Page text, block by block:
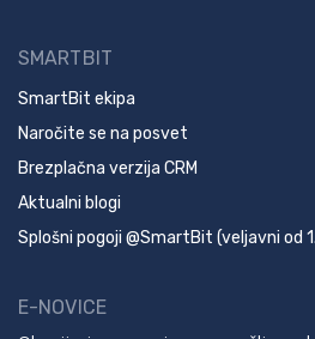
SMARTBIT
SmartBit ekipa
Naročite se na posvet
Brezplačna verzija CRM
Aktualni blogi
Splošni pogoji @SmartBit (veljavni od
E-NOVICE